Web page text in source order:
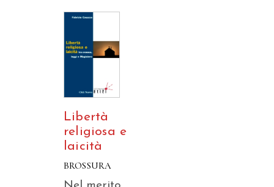
Libertà
religiosa e
laicità
BROSSURA